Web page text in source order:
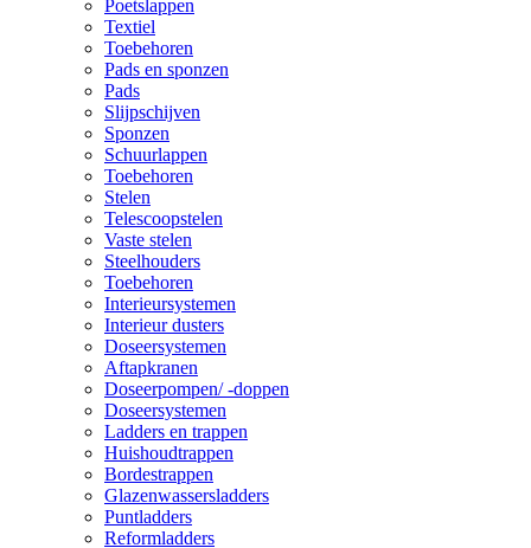
Poetslappen
Textiel
Toebehoren
Pads en sponzen
Pads
Slijpschijven
Sponzen
Schuurlappen
Toebehoren
Stelen
Telescoopstelen
Vaste stelen
Steelhouders
Toebehoren
Interieursystemen
Interieur dusters
Doseersystemen
Aftapkranen
Doseerpompen/ -doppen
Doseersystemen
Ladders en trappen
Huishoudtrappen
Bordestrappen
Glazenwassersladders
Puntladders
Reformladders